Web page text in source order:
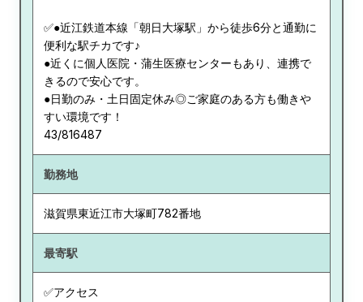
✅●近江鉄道本線「朝日大塚駅」から徒歩6分と通勤に
便利な駅チカです♪
●近くに個人医院・蒲生医療センターもあり、連携で
きるので安心です。
●日勤のみ・土日固定休み◎ご家庭のある方も働きや
すい環境です！
43/816487
勤務地
滋賀県東近江市大塚町782番地
最寄駅
✅アクセス